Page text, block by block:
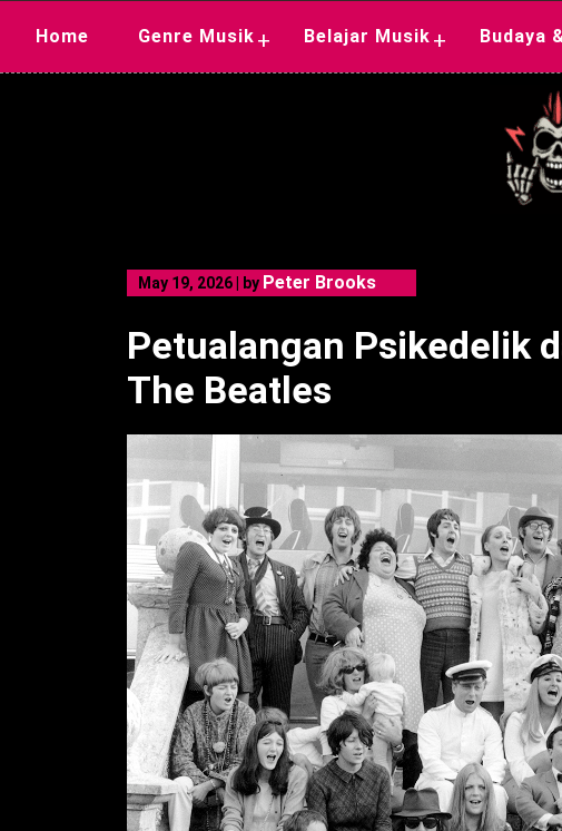
Home Genre Musik + Belajar Musik + Budaya
May 19, 2026 by Peter Brooks
Petualangan Psikedelik
The Beatles